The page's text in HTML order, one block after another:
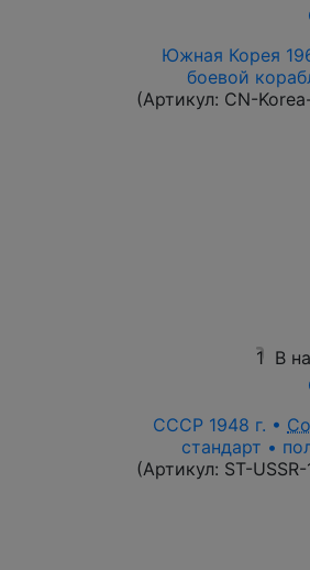
Южная Корея
боевой
(Артикул: CN-
1 В
СССР 1948 г. •
стандарт •
(Артикул: ST-